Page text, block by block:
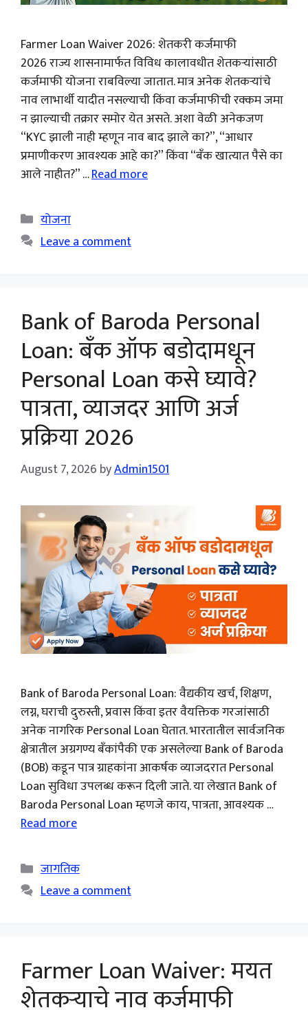
Farmer Loan Waiver 2026: शेतकरी कर्जमाफी
2026 राज्य शासनामार्फत विविध कालावधीत शेतकऱ्यांसाठी
कर्जमाफी योजना राबविल्या जातात. मात्र अनेक शेतकऱ्यांचे
नाव लाभार्थी यादीत नसल्याची किंवा कर्जमाफीची रक्कम जमा
न झाल्याची तक्रार समोर येत असते. अशा वेळी अनेकजण
“KYC झाली नाही म्हणून नाव बाद झाले का?”, “आधार
प्रमाणीकरण आवश्यक आहे का?” किंवा “बँक खात्यात पैसे का
आले नाहीत?” …Read more
Categories
योजना
Leave a comment
Bank of Baroda Personal
Loan: बँक ऑफ बडोदामधून
Personal Loan कसे घ्यावे?
पात्रता, व्याजदर आणि अर्ज
प्रक्रिया 2026
August 7, 2026 byAdmin1501
Bank of Baroda Personal Loan: वैद्यकीय खर्च, शिक्षण,
लग्न, घराची दुरुस्ती, प्रवास किंवा इतर वैयक्तिक गरजांसाठी
अनेक नागरिक Personal Loan घेतात. भारतातील सार्वजनिक
क्षेत्रातील अग्रगण्य बँकांपैकी एक असलेल्या Bank of Baroda
(BOB) कडून पात्र ग्राहकांना आकर्षक व्याजदरात Personal
Loan सुविधा उपलब्ध करून दिली जाते. या लेखात Bank of
Baroda Personal Loan म्हणजे काय, पात्रता, आवश्यक …
Read more
Categories
जागतिक
Leave a comment
Farmer Loan Waiver: मयत
शेतकऱ्याचे नाव कर्जमाफी